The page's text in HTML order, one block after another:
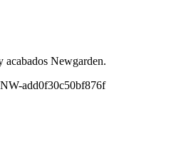
acabados Newgarden.
add0f30c50bf876f